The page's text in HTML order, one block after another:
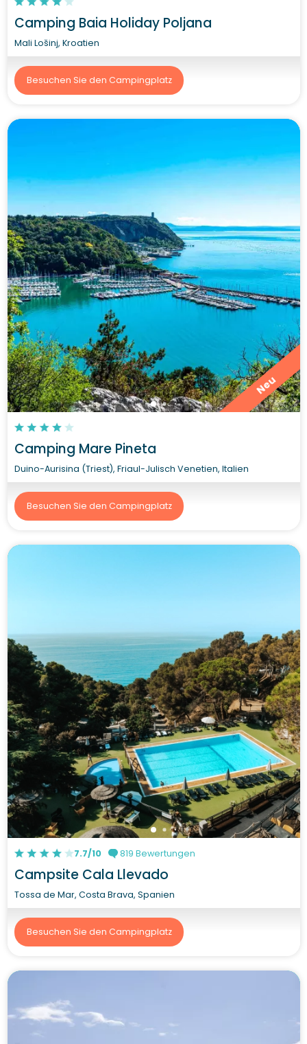
Camping Baia Holiday Poljana
Mali Lošinj, Kroatien
Besuchen Sie den Campingplatz
Neu
Camping Mare Pineta
Duino-Aurisina (Triest), Friaul-Julisch Venetien, Italien
Besuchen Sie den Campingplatz
7.7/10 819 Bewertungen
Campsite Cala Llevado
Tossa de Mar, Costa Brava, Spanien
Besuchen Sie den Campingplatz